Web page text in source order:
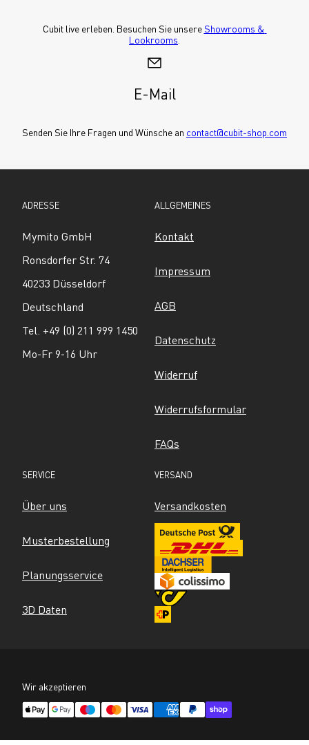
Cubit live erleben. Besuchen Sie unsere Showrooms &
Lookrooms
E-Mail
Senden Sie Ihre Fragen und Wünsche an contact@cubit-shop.com
ADRESSE
Mymito GmbH
Ronsdorfer Str. 74
40233 Düsseldorf
Deutschland
Tel. +49 (0) 211 999 1450
Mo-Fr 9-16 Uhr
ALLGEMEINES
Kontakt
Impressum
AGB
Datenschutz
Widerruf
Widerrufsformular
FAQs
SERVICE
Über uns
Musterbestellung
Planungsservice
3D Daten
VERSAND
Versandkosten
Wir akzeptieren